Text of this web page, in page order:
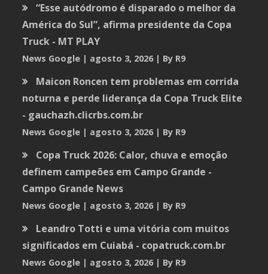
“Esse autódromo é disparado o melhor da
América do Sul”, afirma presidente da Copa
Truck - MT PLAY
News Google agosto 3, 2026 By R9
Maicon Roncen tem problemas em corrida
noturna e perde liderança da Copa Truck Elite
- gauchazh.clicrbs.com.br
News Google agosto 3, 2026 By R9
Copa Truck 2026: Calor, chuva e emoção
definem campeões em Campo Grande -
Campo Grande News
News Google agosto 3, 2026 By R9
Leandro Totti e uma vitória com muitos
significados em Cuiabá - copatruck.com.br
News Google agosto 3, 2026 By R9